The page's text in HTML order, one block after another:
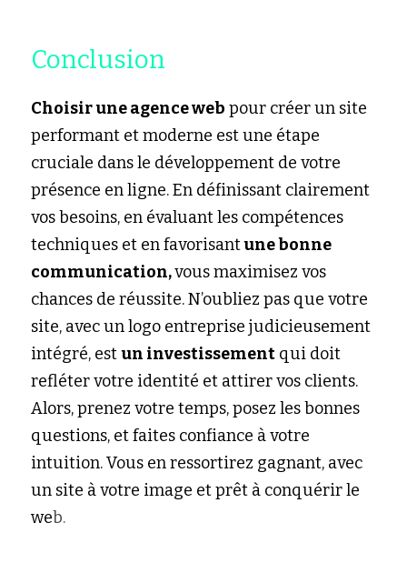
Conclusion
Choisir une agence web pour créer un site
performant et moderne est une étape
cruciale dans le développement de votre
présence en ligne. En définissant clairement
vos besoins, en évaluant les compétences
techniques et en favorisant une bonne
communication, vous maximisez vos
chances de réussite. N’oubliez pas que votre
site, avec un logo entreprise judicieusement
intégré, est un investissement qui doit
refléter votre identité et attirer vos clients.
Alors, prenez votre temps, posez les bonnes
questions, et faites confiance à votre
intuition. Vous en ressortirez gagnant, avec
un site à votre image et prêt à conquérir le
web.